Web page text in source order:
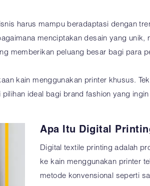
harus mampu beradaptasi dengan
menciptakan desain yang
memberikan peluang besar bagi para
kain menggunakan printer khusus.
ideal bagi brand fashion yang
Apa Itu Digital
Digital textile printing adalah
ke kain menggunakan printer
metode konvensional seperti